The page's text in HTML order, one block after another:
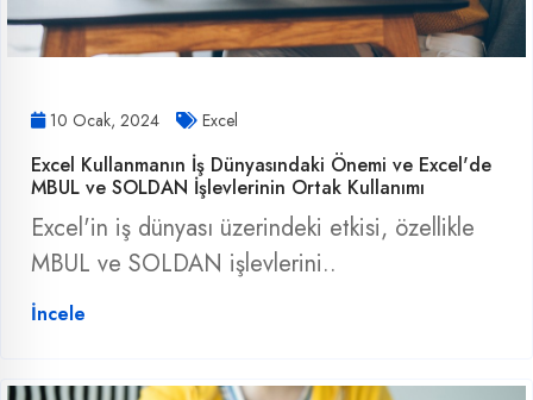
10 Ocak, 2024 Excel
Excel Kullanmanın İş Dünyasındaki Önemi ve Excel'de
MBUL ve SOLDAN İşlevlerinin Ortak Kullanımı
Excel'in iş dünyası üzerindeki etkisi, özellikle
MBUL ve SOLDAN işlevlerini..
İncele